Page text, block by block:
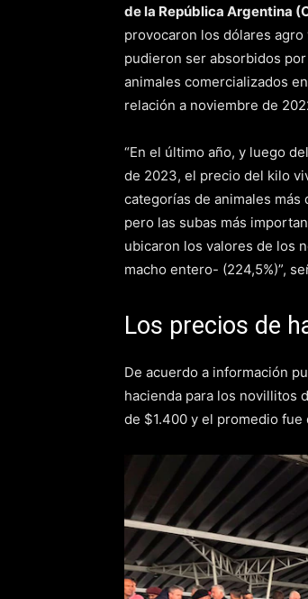
de la República Argentina
provocaron los dólares
pudieron ser absorbidos
animales comercializados
relación a noviembre de
“En el último año, y luego
de 2023, el precio del kilo
categorías de animales
pero las subas más
ubicaron los valores de los
macho entero- (224,5%)”,
Los precios de
De acuerdo a información
hacienda para los novillitos
de $1.400 y el promedio fue